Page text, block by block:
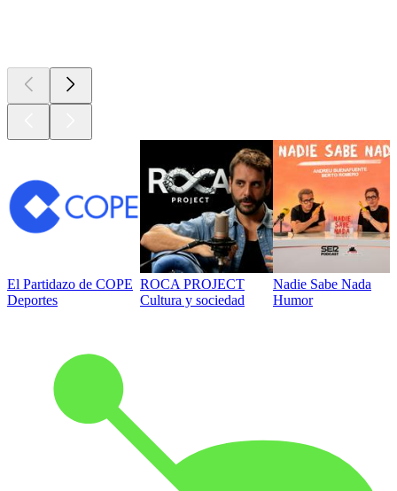
El Partidazo de COPE
Deportes
ROCA PROJECT
Cultura y sociedad
Nadie Sabe Nada
Humor